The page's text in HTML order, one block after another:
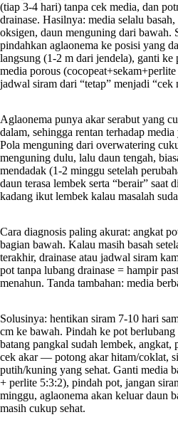
(tiap 3-4 hari) tanpa cek media, dan
drainase. Hasilnya: media selalu
oksigen, daun menguning dari bawah.
pindahkan aglaonema ke posisi yang
langsung (1-2 m dari jendela), ganti ke
media porous
jadwal siram dari “tetap” menjadi “cek
Aglaonema punya akar serabut yang
dalam, sehingga rentan terhadap
Pola menguning dari overwatering
menguning dulu, lalu daun tengah,
mendadak (1-2 minggu setelah
daun terasa lembek serta “berair” saat
kadang ikut lembek kalau masalah
Cara diagnosis paling akurat: angkat
bagian bawah. Kalau masih basah
terakhir, drainase atau jadwal siram
pot tanpa lubang drainase = hampir
menahun. Tanda tambahan: media
Solusinya: hentikan siram 7-10 hari
cm ke bawah. Pindah ke pot
batang pangkal sudah lembek, angkat,
cek akar — potong akar hitam/coklat,
putih/kuning yang sehat. Ganti media
+ perlite 5:3:2), pindah pot, jangan
minggu, aglaonema akan keluar daun
masih cukup sehat.